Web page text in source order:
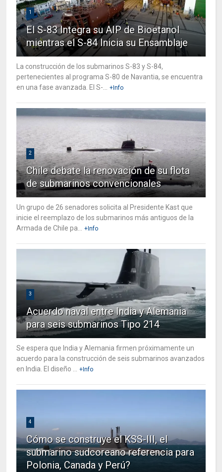
1
El S-83 Integra su AIP de Bioetanol
mientras el S-84 Inicia su Ensamblaje
La construcción de los submarinos S-83 y S-84,
pertenecientes al programa S-80 de Navantia, se encuentra
en una fase avanzada. El S-... +Info
2
Chile debate la renovación de su flota
de submarinos convencionales
Un grupo de 26 senadores solicita al Presidente Kast que
inicie el reemplazo de los submarinos más antiguos de la
Armada de Chile pa... +Info
3
Acuerdo naval entre India y Alemania
para seis submarinos Tipo 214
Se espera que India y Alemania firmen próximamente un
acuerdo para la construcción de seis submarinos avanzados
en India. El diseño ... +Info
4
Cómo se construye el KSS-III, el
submarino sudcoreano referencia para
Polonia, Canada y Perú?